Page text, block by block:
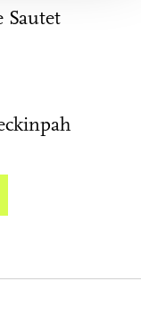
Sautet